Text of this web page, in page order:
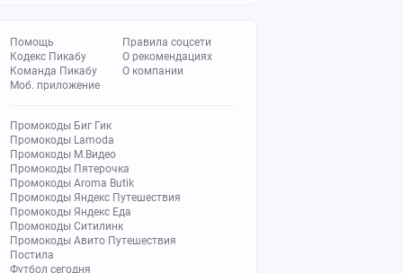
Помощь
Кодекс Пикабу
Команда Пикабу
Моб. приложение
Правила соцсети
О рекомендациях
О компании
Промокоды Биг Гик
Промокоды Lamoda
Промокоды М.Видео
Промокоды Пятерочка
Промокоды Aroma Butik
Промокоды Яндекс Путешествия
Промокоды Яндекс Еда
Промокоды Ситилинк
Промокоды Авито Путешествия
Постила
Футбол сегодня